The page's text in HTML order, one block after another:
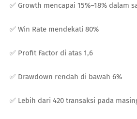
✅ Growth mencapai 15%–18% dalam
✅ Win Rate mendekati 80%
✅ Profit Factor di atas 1,6
✅ Drawdown rendah di bawah 6%
✅ Lebih dari 420 transaksi pada